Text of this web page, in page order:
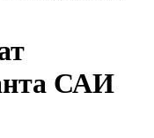
САИ